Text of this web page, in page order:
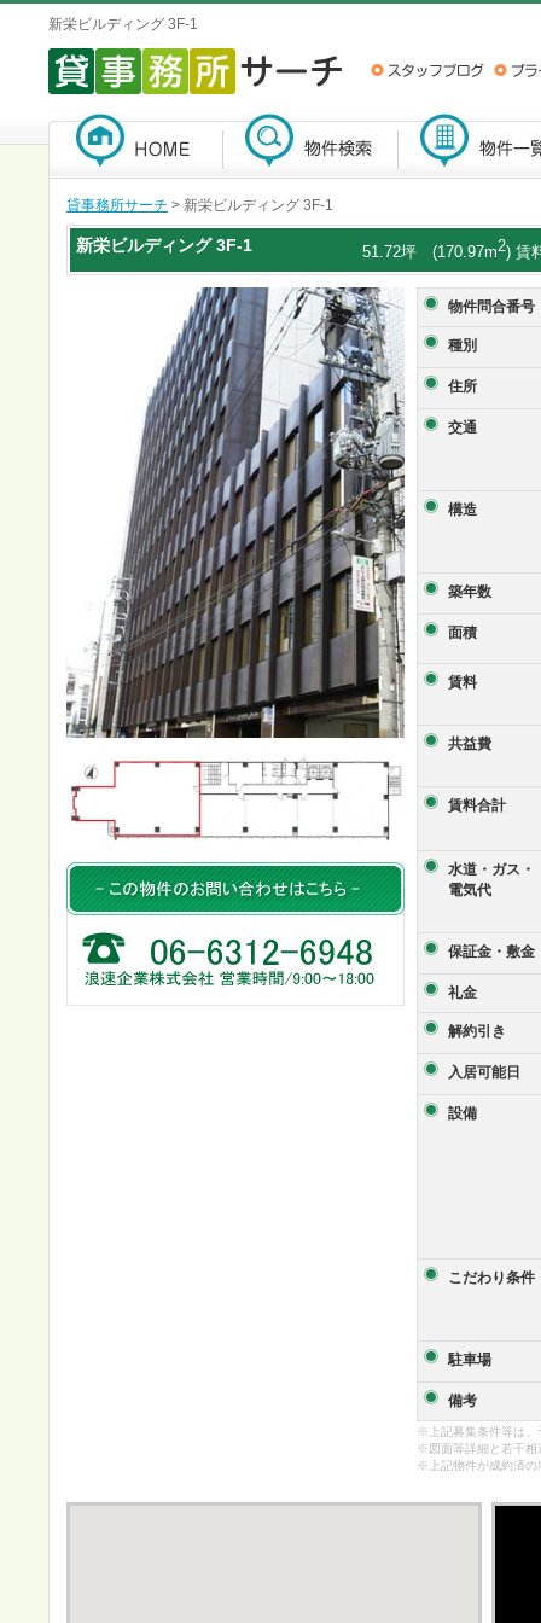
新栄ビルディング 3F-1
貸事務所サーチ > 新栄ビルディング 3F-1
新栄ビルディング3F-1 51.72坪 (170.97m2) 賃
物件問合番号
種別
住所
交通
構造
築年数
面積
賃料
共益費
賃料合計
水道・ガス・
電気代
保証金・敷金
礼金
解約引き
入居可能日
設備
こだわり条件
駐車場
備考
※上記募集条件等は、
※図面等詳細と若干相
※上記物件が成約済の